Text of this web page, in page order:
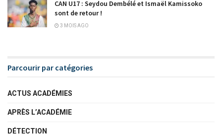
CAN U17 : Seydou Dembélé et Ismaël Kamissoko
sont de retour !
3 MOIS AGO
Parcourir par catégories
ACTUS ACADÉMIES
APRÈS L’ACADÉMIE
DÉTECTION